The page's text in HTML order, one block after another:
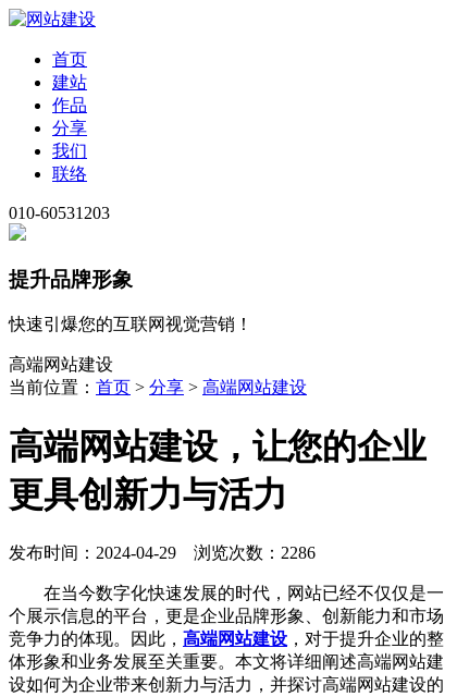
首页
建站
作品
分享
我们
联络
010-60531203
提升品牌形象
快速引爆您的互联网视觉营销！
高端网站建设
当前位置： 首页 > 分享 > 高端网站建设
高端网站建设，让您的企业
更具创新力与活力
发布时间：2024-04-29 浏览次数：2286
在当今数字化快速发展的时代，网站已经不仅仅是一
个展示信息的平台，更是企业品牌形象、创新能力和市场
竞争力的体现。因此， 高端网站建设 ，对于提升企业的整
体形象和业务发展至关重要。本文将详细阐述高端网站建
设如何为企业带来创新力与活力，并探讨高端网站建设的